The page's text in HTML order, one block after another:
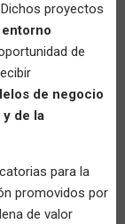
proyectos
entorno
de
de negocio
de la
para la
promovidos por
de valor